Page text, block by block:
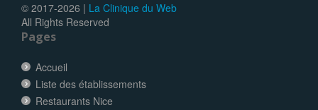
© 2017-2026 | La Clinique du Web
All Rights Reserved
Pages
Accueil
Liste des établissements
Restaurants Nice